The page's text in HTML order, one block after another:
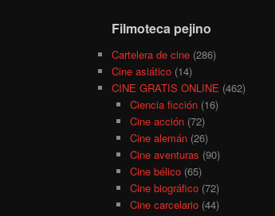
Filmoteca pejino
Cartelera de cine (286)
Cine asiático (14)
CINE GRATIS ONLINE (462)
Ciencia ficción(16)
Cine acción(72)
Cine alemán(26)
Cine aventuras (90)
Cine bélico(65)
Cine biográfico(72)
Cine carcelario(44)